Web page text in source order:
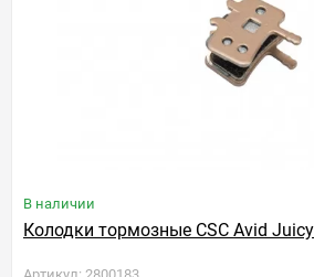
В наличии
Колодки тормозные CSC Avid